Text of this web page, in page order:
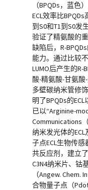
（BPQDs，蓝色
ECL效率比
到S0和T1到S0发
验证了精氨酸的
缺陷后，R-
能力。通过比较
LUMO后产生的R-
酸-精氨酸-甘氨酸
多壁碳纳米管修
明了BPQDs的
已以“Arginine-
Communications
纳米发光体的
子点ECL生物传
共反应剂，建立
C3N4纳米片、钴
（Angew. Chem.
合物量子点（